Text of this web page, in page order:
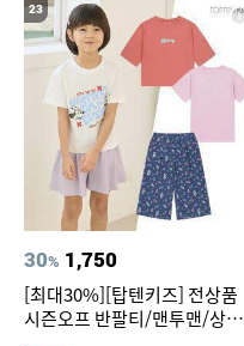
23
30% 1,750
[최대30%][탑텐키즈] 전상품
시즌오프 반팔티/맨투맨/상하